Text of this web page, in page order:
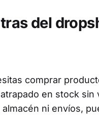
del
comprar
en stock sin
ni envíos,